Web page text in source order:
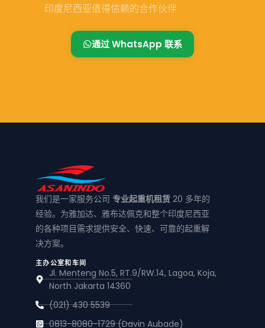
印度尼西亚值得信赖的合作伙伴
通过 WhatsApp 联系
我们是一家服务公司 专业起重机租赁 20 多年的
经验。为雅加达、雅布达佩克和整个印度尼西亚
的各种项目需求提供安全、快速、可靠的起重解
决方案。
主办公室和车间
Jl. Menteng No.5, RT.9/RW.14, Lagoa, Koja,
North Jakarta 14360
(021) 430 5539
0813-8080-1729 (Davin Aubade)